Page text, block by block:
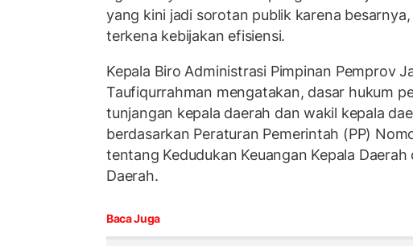
yang kini jadi sorotan publik karena
terkena kebijakan efisiensi.
Kepala Biro Administrasi Pimpinan Pemprov
Taufiqurrahman mengatakan, dasar hukum
tunjangan kepala daerah dan wakil kepala
berdasarkan Peraturan Pemerintah (PP)
tentang Kedudukan Keuangan Kepala Daerah
Daerah.
Baca Juga